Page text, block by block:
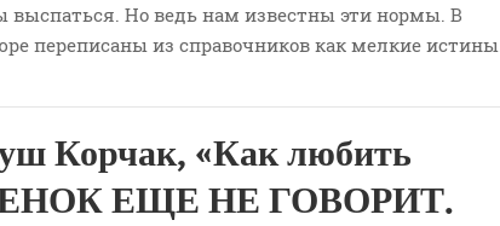
выспаться. Но ведь нам известны эти нормы. В
переписаны из справочников как мелкие истины…
Корчак, «Как любить
ЕЩЕ НЕ ГОВОРИТ.